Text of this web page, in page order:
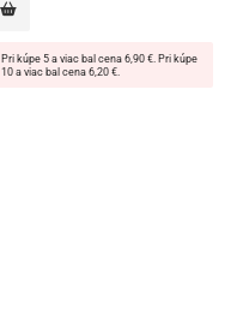
Pri kúpe 5 a viac bal cena 6,90 €. Pri kúpe
10 a viac bal cena 6,20 €.